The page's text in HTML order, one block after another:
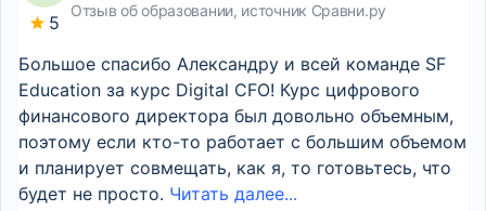
5
Отзыв об образовании, источник Сравни.ру
Большое спасибо Александру и всей команде SF
Education за курс Digital CFO! Курс цифрового
финансового директора был довольно объемным,
поэтому если кто-то работает с большим объемом
и планирует совмещать, как я, то готовьтесь, что
будет не просто. Читать далее...